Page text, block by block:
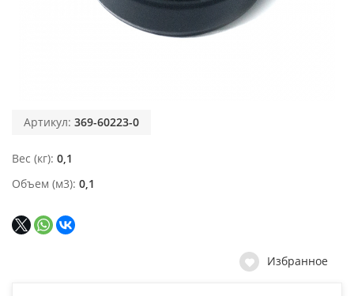
Артикул: 369-60223-0
Вес (кг) 0,1
Объем (м3) 0,1
Избранное